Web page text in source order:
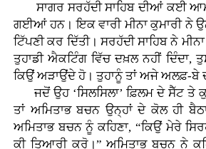
ਸਾਗਰ ਸਰਹੱਦੀ ਸਾਹਿਬ ਦੀਆਂ ਕਈ ਆਮ
ਗਈਆਂ ਹਨ। ਇਕ ਵਾਰੀ ਮੀਨਾ ਕੁਮਾਰੀ ਨੇ
ਟਿੱਪਣੀ ਕਰ ਦਿੱਤੀ। ਸਰਹੱਦੀ ਸਾਹਿਬ ਨੇ
ਤੁਹਾਡੀ ਐਕਟਿੰਗ ਵਿੱਚ ਦਖ਼ਲ ਨਹੀਂ ਦਿੰਦਾ,
ਕਿਉਂ ਅੜਾਉਂਦੇ ਹੋ। ਤੁਹਾਨੂੰ ਤਾਂ ਅਜੇ ਅਲਫ਼-ਬੇ
ਜਦੋਂ ਉਹ ‘ਸਿਲਸਿਲਾ’ ਫ਼ਿਲਮ ਦੇ ਸੈੱਟ ਤੇ
ਤਾਂ ਅਮਿਤਾਭ ਬਚਨ ਉਨ੍ਹਾਂ ਦੇ ਕੋਲ ਹੀ
ਅਮਿਤਾਭ ਬਚਨ ਨੂੰ ਕਹਿਣਾ, “ਕਿਉਂ ਮੇਰੇ
ਕੀ ਤਿਆਰੀ ਕਰੋ।” ਅਮਿਤਾਭ ਬਚਨ ਨੇ